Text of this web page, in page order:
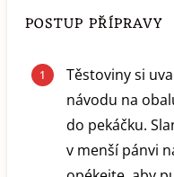
POSTUP PŘÍPRAVY
Těstoviny si
návodu na
do pekáčku.
v menší pánvi